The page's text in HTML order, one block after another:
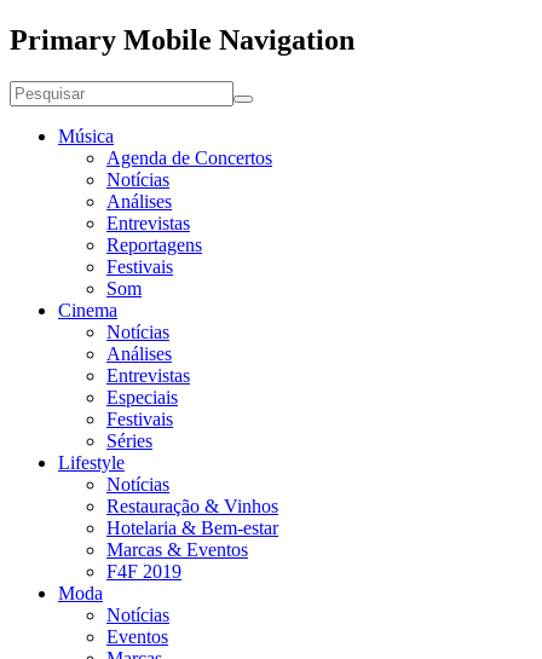
Primary Mobile Navigation
Música
Agenda de Concertos
Notícias
Análises
Entrevistas
Reportagens
Festivais
Som
Cinema
Notícias
Análises
Entrevistas
Especiais
Festivais
Séries
Lifestyle
Notícias
Restauração & Vinhos
Hotelaria & Bem-estar
Marcas & Eventos
F4F 2019
Moda
Notícias
Eventos